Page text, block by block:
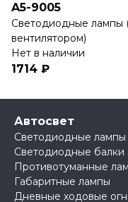
A5-9005
Светодиодные лампы
вентилятором)
Нет в наличии
1714 ₽
Автосвет
Светодиодные лампы
Светодиодные балки
Противотуманные
Габаритные лампы
Дневные ходовые